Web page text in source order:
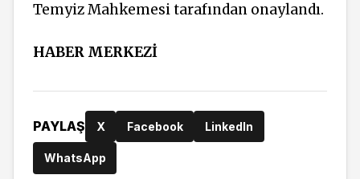
Temyiz Mahkemesi tarafından onaylandı.
HABER MERKEZİ
PAYLAŞ X Facebook LinkedIn
WhatsApp